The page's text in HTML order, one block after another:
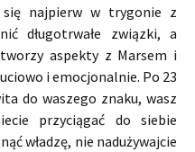
się najpierw w trygonie z
długotrwałe związki, a
aspekty z Marsem i
i emocjonalnie. Po 23
do waszego znaku, wasz
przyciągać do siebie
władzę, nie nadużywajcie